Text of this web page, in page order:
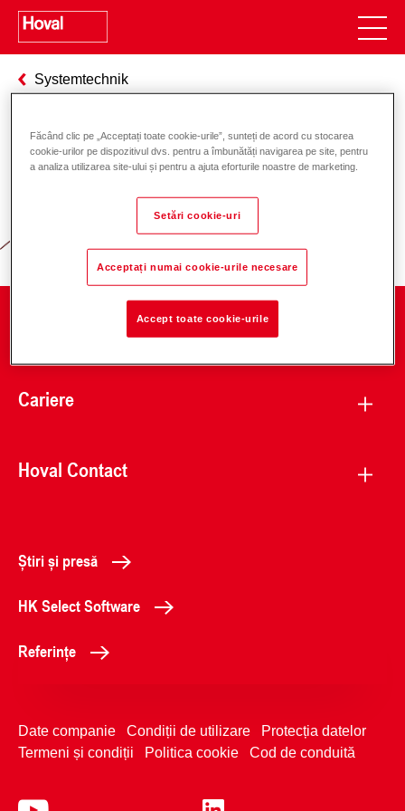
Systemtechnik
Responsabilitate pentru energie și
mediu
Cariere
Hoval Contact
Știri și presă
HK Select Software
Referințe
Date companie Condiții de utilizare
Protecția datelor
Termeni și condiții
Politica cookie Cod de conduită
Făcând clic pe „Acceptați toate cookie-urile”, sunteți de acord cu stocarea
cookie-urilor pe dispozitivul dvs. pentru a îmbunătăți navigarea pe site, pentru
a analiza utilizarea site-ului și pentru a ajuta eforturile noastre de marketing.
Setări cookie-uri
Acceptați numai cookie-urile necesare
Accept toate cookie-urile